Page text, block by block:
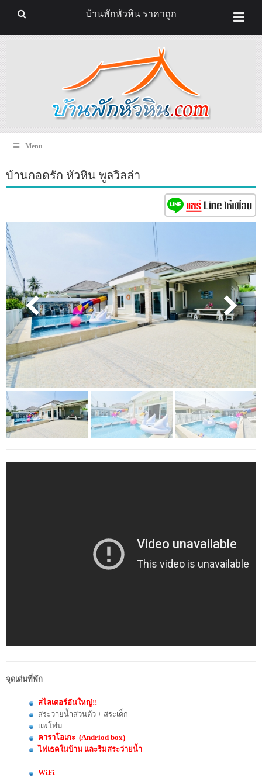
Menu
บ้านกอดรัก หัวหิน พูลวิลล่า
จุดเด่นที่พัก
สไลเดอร์อันใหญ่!!
สระว่ายน้ำส่วนตัว + สระเด็ก
แพโฟม
คาราโอเกะ (Andriod box)
ไฟเธคในบ้าน และริมสระว่ายน้ำ
WiFi
บ้านพักหัวหิน ราคาถูก